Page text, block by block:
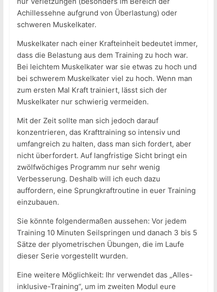
Achillessehne aufgrund von Überlastung) oder
schweren Muskelkater.
Muskelkater nach einer Krafteinheit bedeutet immer,
dass die Belastung aus dem Training zu hoch war.
Bei leichtem Muskelkater war sie etwas zu hoch und
bei schwerem Muskelkater viel zu hoch. Wenn man
zum ersten Mal Kraft trainiert, lässt sich der
Muskelkater nur schwierig vermeiden.
Mit der Zeit sollte man sich jedoch darauf
konzentrieren, das Krafttraining so intensiv und
umfangreich zu halten, dass man sich fordert, aber
nicht überfordert. Auf langfristige Sicht bringt ein
zwölfwöchiges Programm nur sehr wenig
Verbesserung. Deshalb will ich euch dazu
auffordern, eine Sprungkraftroutine in euer Training
einzubauen.
Sie könnte folgendermaßen aussehen: Vor jedem
Training 10 Minuten Seilspringen und danach 3 bis 5
Sätze der plyometrischen Übungen, die im Laufe
dieser Serie vorgestellt wurden.
Eine weitere Möglichkeit: Ihr verwendet das „Alles-
inklusive-Training“, um im zweiten Modul eure